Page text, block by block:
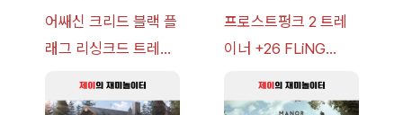
어쌔신 크리드 블랙 플
래그 리싱크드 트레이
v1.0+] 다운로드
프로스트펑크 2 트레
이너 +26 FLiNG
드